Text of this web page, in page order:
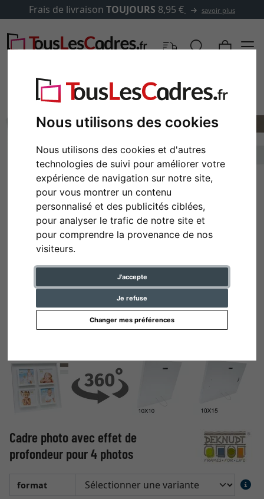
Nous utilisons des cookies
Nous utilisons des cookies et d'autres
technologies de suivi pour améliorer votre
expérience de navigation sur notre site,
pour vous montrer un contenu
personnalisé et des publicités ciblées,
pour analyser le trafic de notre site et
pour comprendre la provenance de nos
visiteurs.
J'accepte
Je refuse
Changer mes préférences
Frais de livraison TOUJOURS 8,95 € savoir plus
Retour
Cadre photo avec effet de
profondeur pour 4 photos
format